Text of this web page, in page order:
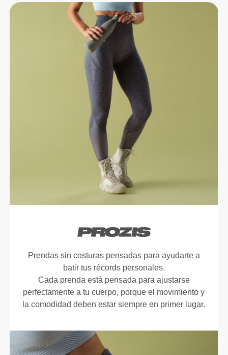
Prendas sin costuras pensadas para ayudarte a
batir tus récords personales.
Cada prenda está pensada para ajustarse
perfectamente a tu cuerpo, porque el movimiento y
la comodidad deben estar siempre en primer lugar.